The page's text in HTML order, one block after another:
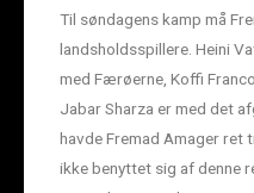
Til søndagens kamp må
landsholdsspillere. Heini
med Færøerne, Koffi
Jabar Sharza er med det
havde Fremad Amager ret
ikke benyttet sig af denne